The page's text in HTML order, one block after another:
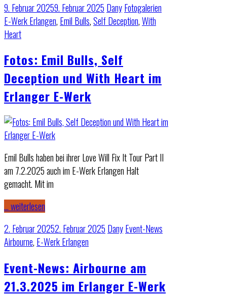
9. Februar 20259. Februar 2025 DanyFotogalerien
E-Werk Erlangen, Emil Bulls,Self Deception,With
Heart
Fotos: Emil Bulls, Self
Deception und With Heart im
Erlanger E-Werk
Emil Bulls haben bei ihrer Love Will Fix It Tour Part II
am 7.2.2025 auch im E-Werk Erlangen Halt
gemacht. Mit im
… weiterlesen
2. Februar 20252. Februar 2025 DanyEvent-News
Airbourne, E-Werk Erlangen
Event-News: Airbourne am
21.3.2025 im Erlanger E-Werk